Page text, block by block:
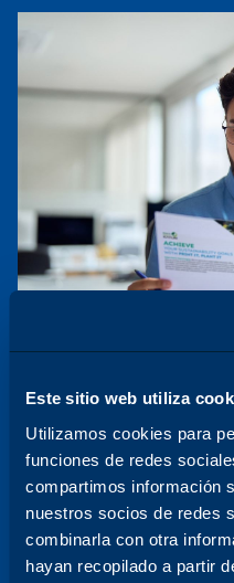
Este sitio web utiliza
Utilizamos cookies para
funciones de redes
compartimos información
nuestros socios de redes
combinarla con otra
hayan recopilado a partir
ENTREGA DE
DESCARGAS
Centro de
Encuentre